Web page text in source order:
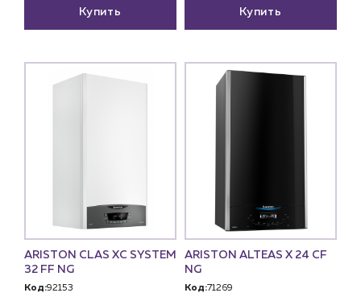
Купить Купить
ARISTON CLAS XC SYSTEM
32 FF NG
Код:92153
ARISTON ALTEAS X 24 СF
NG
Код:71269